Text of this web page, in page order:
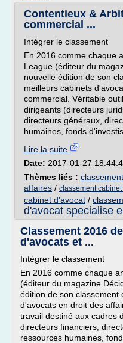
Contentieux &
commercial ...
Intégrer le classement
En 2016 comme chaque
League (éditeur du
nouvelle édition de son
meilleurs cabinets
commercial. Véritable
dirigeants (directeurs
directeurs généraux,
humaines, fonds
Lire la suite
Date: 2017-01-27
Thèmes liés :
affaires / classement
cabinet d'avocat /
d'avocat specialise
Classement 2016
d'avocats et ...
Intégrer le classement
En 2016 comme chaque
(éditeur du magazine
édition de son classement
d'avocats en droit des
travail destiné aux cadres
directeurs financiers,
ressources humaines,